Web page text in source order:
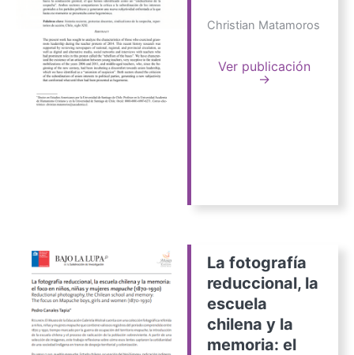
Christian Matamoros
Ver publicación
→
La fotografía
reduccional, la
escuela
chilena y la
memoria: el